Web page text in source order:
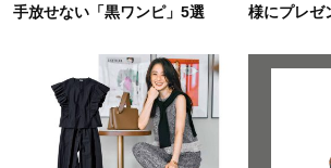
手放せない「黒ワンピ」5選
様にプレゼ